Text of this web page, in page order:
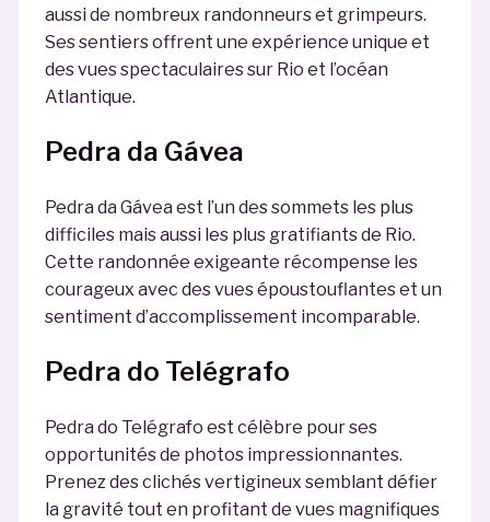
aussi de nombreux randonneurs et grimpeurs.
Ses sentiers offrent une expérience unique et
des vues spectaculaires sur Rio et l’océan
Atlantique.
Pedra da Gávea
Pedra da Gávea est l’un des sommets les plus
difficiles mais aussi les plus gratifiants de Rio.
Cette randonnée exigeante récompense les
courageux avec des vues époustouflantes et un
sentiment d’accomplissement incomparable.
Pedra do Telégrafo
Pedra do Telégrafo est célèbre pour ses
opportunités de photos impressionnantes.
Prenez des clichés vertigineux semblant défier
la gravité tout en profitant de vues magnifiques